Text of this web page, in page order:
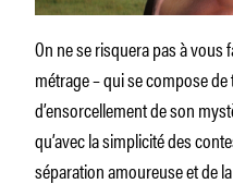
On ne se risquera pas à vous
métrage – qui se compose
d’ensorcellement de son
qu’avec la simplicité des
séparation amoureuse et de